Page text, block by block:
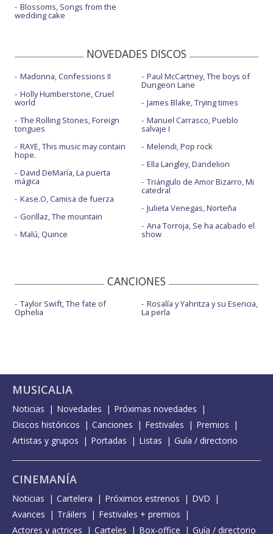
Blossoms, Songs from the
wedding cake
NOVEDADES DISCOS
Madonna, Confessions II
Holly Humberstone, Cruel
world
The Rolling Stones, Foreign
tongues
RAYE, This music may contain
hope.
David DeMaría, La puerta
mágica
Kase.O, Camisa de fuerza
Gorillaz, The mountain
Malú, Quince
Paul McCartney, The boys of
Dungeon Lane
James Blake, Trying times
Manuel Carrasco, Pueblo
salvaje I
Melendi, Pop rock
Ella Langley, Dandelion
Triángulo de Amor Bizarro, Mi
catedral
Julieta Venegas, Norteña
Ana Torroja, Se ha acabado el
show
CANCIONES
Taylor Swift, The fate of
Ophelia
Rosalía y Yahritza y su Esencia,
La perla
MUSICALIA
Noticias Novedades
Próximas novedades
Discos históricos
Canciones Festivales
Premios
Artistas y grupos
Portadas Listas Guía / directorio
CINEMANÍA
Noticias Cartelera Próximos estrenos
DVD
Avances
Tráilers
Festivales + premios
Actores y actrices
Carteles Box-office Guía / directorio